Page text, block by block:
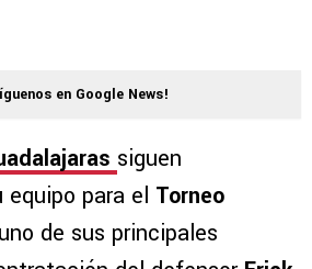
en Google News!
siguen
para el Torneo
de sus principales